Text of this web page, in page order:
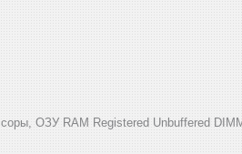
ОЗУ RAM Registered Unbuffered